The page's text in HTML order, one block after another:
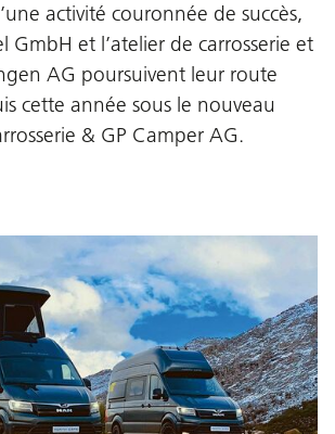
activité couronnée de succès,
GmbH et l’atelier de carrosserie et
AG poursuivent leur route
cette année sous le nouveau
& GP Camper AG.